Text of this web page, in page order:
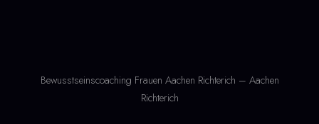
Bewusstseinscoaching Frauen Aachen Richterich – Aachen
Richterich